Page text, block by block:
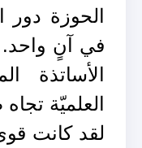
الحوزة
في آنٍ واحد.
الأساتذة
العلميّة
لقد كانت